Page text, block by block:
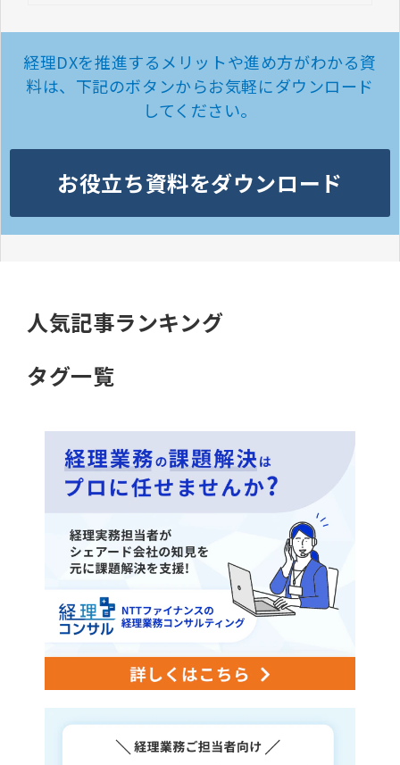
経理DXを推進するメリットや進め方がわかる資
料は、 下記のボタンからお気軽にダウンロード
してください。
お役立ち資料をダウンロード
人気記事ランキング
タグ一覧